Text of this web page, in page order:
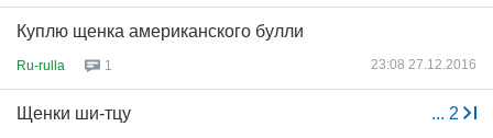
Куплю щенка американского булли
Ru-rulla 1 23:08 27.12.2016
... 2
Щенки ши-тцу